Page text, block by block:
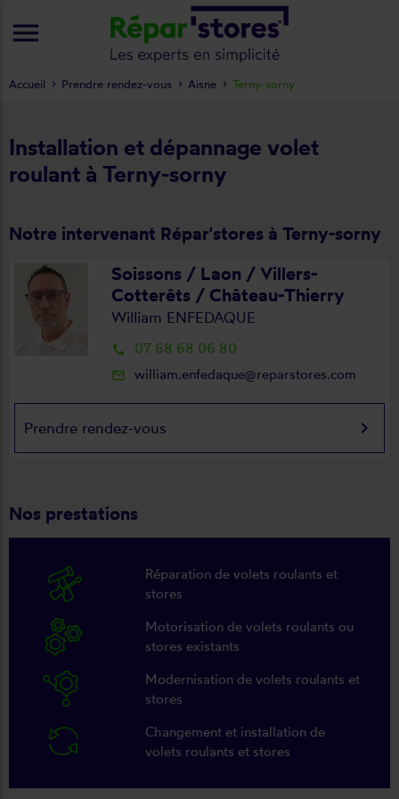
Installation et dépannage volet
roulant à Terny-sorny
Notre intervenant Répar'stores à Terny-sorny
Soissons / Laon / Villers-
Cotterêts / Château-Thierry
William ENFEDAQUE
local_phone 07 68 68 06 80
mail_outline william.enfedaque@reparstores.com
Prendre rendez-vous keyboard_arrow_right
Nos prestations
Réparation de volets roulants et
stores
Motorisation de volets roulants ou
stores existants
Modernisation de volets roulants et
stores
Changement et installation de
volets roulants et stores
Accueil Prendre rendez-vous Aisne Terny-sorny
menu